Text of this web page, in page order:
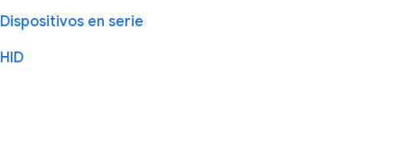
Dispositivos en serie
HID